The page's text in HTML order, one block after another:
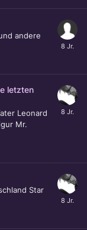
andere
letzten
Leonard
Mr.
Star